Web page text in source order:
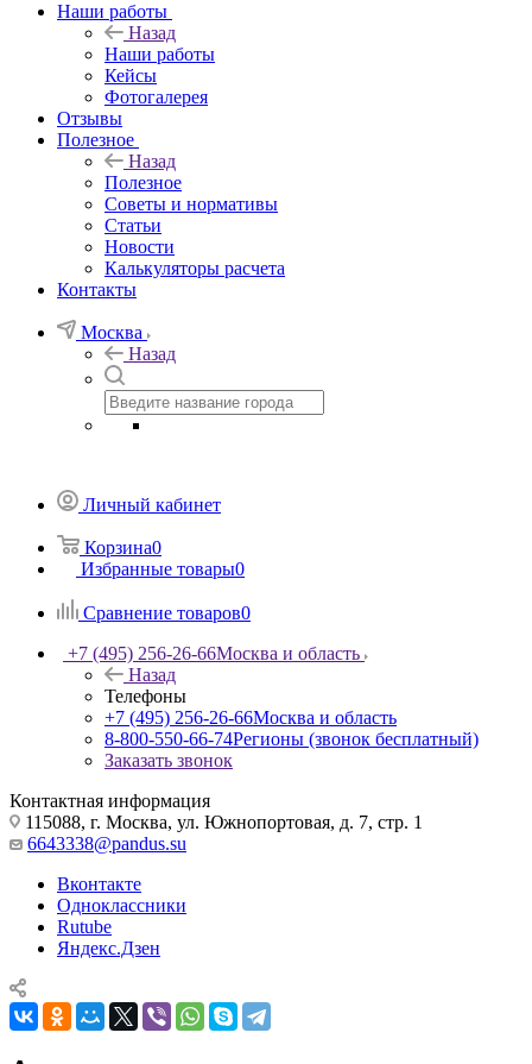
Наши работы
Назад
Наши работы
Кейсы
Фотогалерея
Отзывы
Полезное
Назад
Полезное
Советы и нормативы
Статьи
Новости
Калькуляторы расчета
Контакты
Москва
Назад
Личный кабинет
Корзина0
Избранные товары0
Сравнение товаров0
+7 (495) 256-26-66Москва и область
Назад
Телефоны
+7 (495) 256-26-66Москва и область
8-800-550-66-74Регионы (звонок бесплатный)
Заказать звонок
Контактная информация
115088, г. Москва, ул. Южнопортовая, д. 7, стр. 1
6643338@pandus.su
Вконтакте
Одноклассники
Rutube
Яндекс.Дзен